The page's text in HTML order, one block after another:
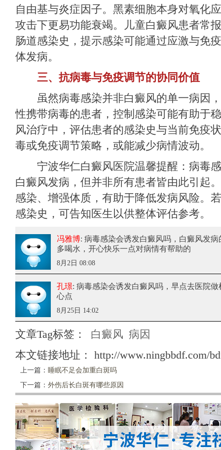
自由基与炎症因子。黑素细胞本身对氧化
攻击下更易功能衰竭。儿童白癜风患者常
肠道感染史，提示感染可能通过应激与免
体发病。
三、抗病毒与免疫调节的协同价值
虽然病毒感染并非白癜风的单一病因，
性携带病毒的患者，控制感染可能有助于
风治疗中，评估患者的感染史与当前免疫
毒或免疫调节策略，或能减少病情波动。
宁波华仁白癜风医院温馨提醒：病毒
白癜风发病，但并非所有患者皆由此引起
感染、增强体质，有助于降低发病风险。
感染史，可告知医生以供整体评估参考。
冯雅博: 病毒感染会诱发白癜风吗，白癜风发病
多喝水，开心快乐一点对病情有帮助的
8月2日 08:08
孔璟: 病毒感染会诱发白癜风吗，早点去医院
心点
8月25日 14:02
文章Tag标签： 白癜风 病因
本文链接地址： http://www.ningbbdf.com/
上一篇： 睡眠不足会加重白斑吗
下一篇： 外伤后长白斑有哪些原因